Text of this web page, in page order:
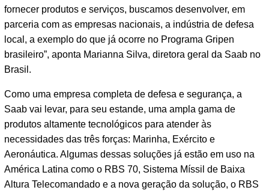
fornecer produtos e serviços, buscamos desenvolver, em
parceria com as empresas nacionais, a indústria de defesa
local, a exemplo do que já ocorre no Programa Gripen
brasileiro”, aponta Marianna Silva, diretora geral da Saab no
Brasil.
Como uma empresa completa de defesa e segurança, a
Saab vai levar, para seu estande, uma ampla gama de
produtos altamente tecnológicos para atender às
necessidades das três forças: Marinha, Exército e
Aeronáutica. Algumas dessas soluções já estão em uso na
América Latina como o RBS 70, Sistema Míssil de Baixa
Altura Telecomandado e a nova geração da solução, o RBS